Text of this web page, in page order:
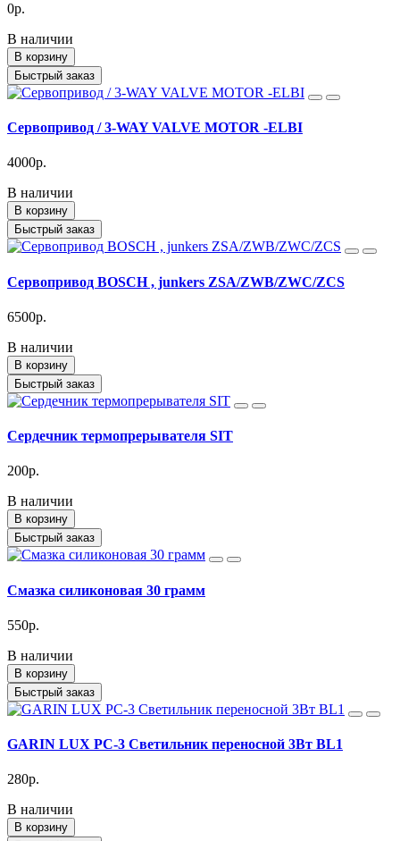
0р.
В наличии
В корзину
Быстрый заказ
Cервопривод / 3-WAY VALVE MOTOR -ELBI
4000р.
В наличии
В корзину
Быстрый заказ
Cервопривод BOSCH , junkers ZSA/ZWB/ZWC/ZCS
6500р.
В наличии
В корзину
Быстрый заказ
Cердечник термопрерывателя SIT
200р.
В наличии
В корзину
Быстрый заказ
Cмазка силиконовая 30 грамм
550р.
В наличии
В корзину
Быстрый заказ
GARIN LUX PC-3 Светильник переносной 3Вт BL1
280р.
В наличии
В корзину